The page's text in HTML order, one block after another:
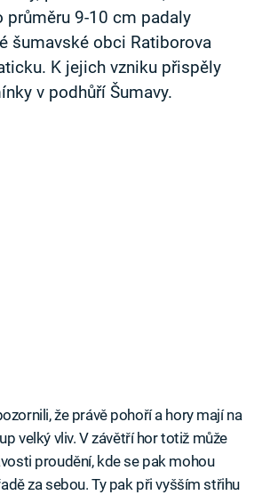
průměru 9-10 cm padaly
šumavské obci Ratiborova
K jejich vzniku přispěly
v podhůří Šumavy.
že právě pohoří a hory mají na
velký vliv. V závětří hor totiž může
proudění, kde se pak mohou
za sebou. Ty pak při vyšším střihu